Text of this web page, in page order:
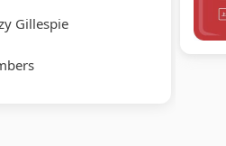
Gillespie